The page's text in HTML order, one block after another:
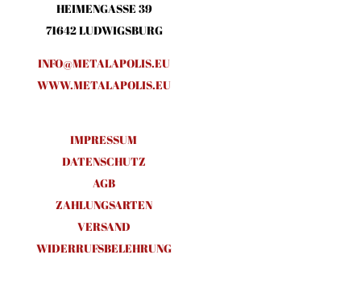
HEIMENGASSE 39
71642 LUDWIGSBURG
INFO@METALAPOLIS.EU
WWW.METALAPOLIS.EU
IMPRESSUM
DATENSCHUTZ
AGB
ZAHLUNGSARTEN
VERSAND
WIDERRUFSBELEHRUNG